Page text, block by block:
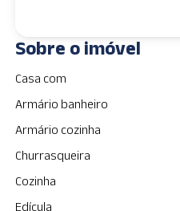
+
1
Sobre o imóvel
Casa com
Armário banheiro
Armário cozinha
Churrasqueira
Cozinha
Edícula